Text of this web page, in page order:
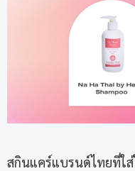
สกินแคร์แบรนด์ไทยที่ใ